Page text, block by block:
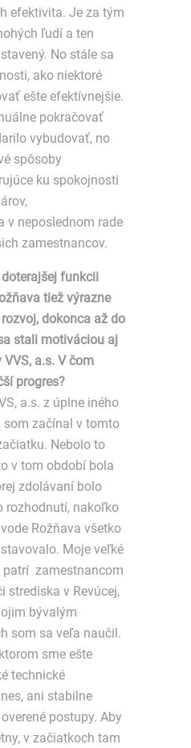
efektivita. Je za tým
ľudí a ten
No stále sa
ako niektoré
ešte efektívnejšie.
pokračovať
vybudovať, no
spôsoby
ku spokojnosti
v neposlednom rade
zamestnancov.
funkcii
tiež výrazne
dokonca až do
stali motiváciou aj
a.s. V čom
progres?
a.s. z úplne iného
som začínal v tomto
Nebolo to
v tom období bola
zdolávaní bolo
rozhodnutí, nakoľko
Rožňava všetko
Moje veľké
patrí zamestnancom
strediska v Revúcej,
bývalým
som sa veľa naučil.
sme ešte
technické
ani stabilne
postupy. Aby
v začiatkoch tam